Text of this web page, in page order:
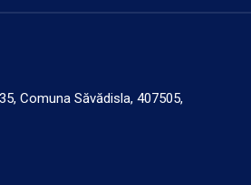
Comuna Săvădisla, 407505,